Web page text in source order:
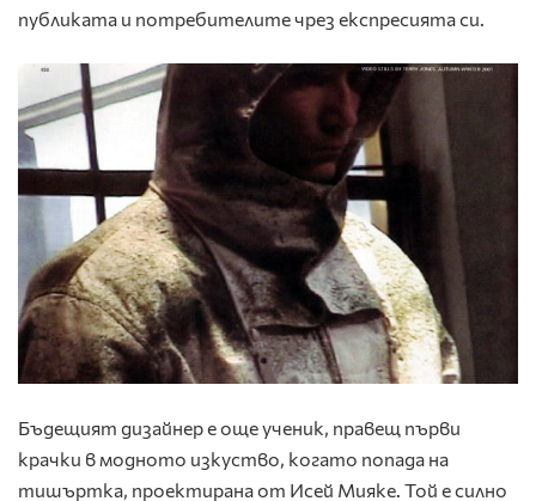
публиката и потребителите чрез експресията си.
Бъдещият дизайнер е още ученик, правещ първи
крачки в модното изкуство, когато попада на
тишъртка, проектирана от Исей Мияке. Той е силно